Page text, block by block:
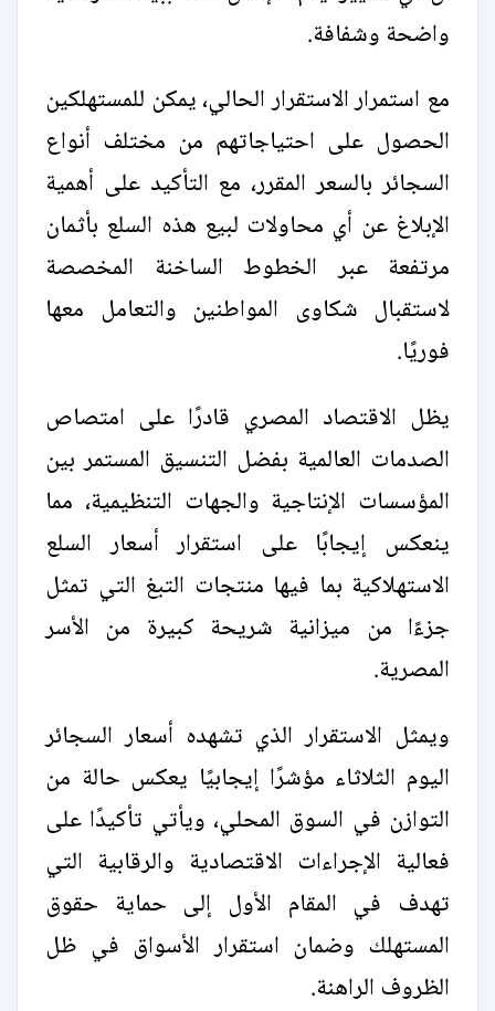
واضحة وشفافة.
مع استمرار الاستقرار الحالي، يمكن للمستهلكين
الحصول على احتياجاتهم من مختلف أنواع
السجائر بالسعر المقرر، مع التأكيد على أهمية
الإبلاغ عن أي محاولات لبيع هذه السلع بأثمان
مرتفعة عبر الخطوط الساخنة المخصصة
لاستقبال شكاوى المواطنين والتعامل معها
فوريًا.
يظل الاقتصاد المصري قادرًا على امتصاص
الصدمات العالمية بفضل التنسيق المستمر بين
المؤسسات الإنتاجية والجهات التنظيمية، مما
ينعكس إيجابًا على استقرار أسعار السلع
الاستهلاكية بما فيها منتجات التبغ التي تمثل
جزءًا من ميزانية شريحة كبيرة من الأسر
المصرية.
ويمثل الاستقرار الذي تشهده أسعار السجائر
اليوم الثلاثاء مؤشرًا إيجابيًا يعكس حالة من
التوازن في السوق المحلي، ويأتي تأكيدًا على
فعالية الإجراءات الاقتصادية والرقابية التي
تهدف في المقام الأول إلى حماية حقوق
المستهلك وضمان استقرار الأسواق في ظل
الظروف الراهنة.